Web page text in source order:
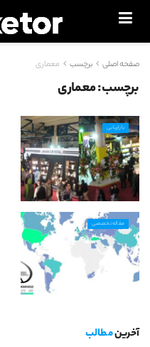
صفحه اصلی برچسب معماری
برچسب:معماری
بازاریابی
مقاله تخصصی
آخرینمطالب